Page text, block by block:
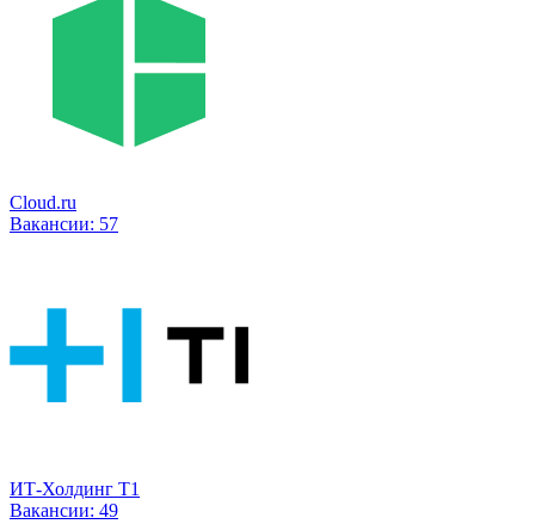
Cloud.ru
Вакансии: 57
ИТ-Холдинг Т1
Вакансии: 49